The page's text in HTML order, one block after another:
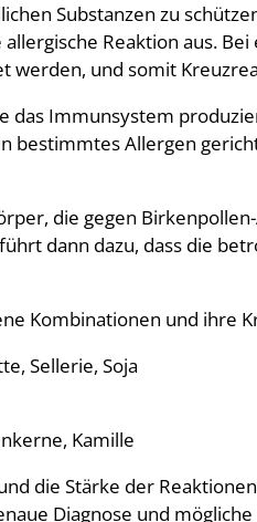
Substanzen zu
Reaktion aus.
werden, und somit
das Immunsystem
bestimmtes Allergen
die gegen
führt dann dazu, dass die
Kombinationen und ihre
Sellerie, Soja
Kamille
die Stärke der
Diagnose und